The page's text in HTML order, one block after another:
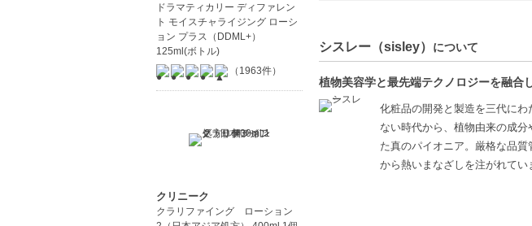
シスレー（sisley） について
植物美容学と最先端テクノロジーを融合
化粧品の開発と製造を三代に
ない時代から、植物由来の成
た真のパイオニア。厳格な品
から熱いまなざしを注がれてい
ドラマティカリー ディファレン
ト モイスチャライジング ローシ
ョン プラス（DDML+）
125ml(ボトル)
（1963件）
クリニーク
クラリファイング ローション